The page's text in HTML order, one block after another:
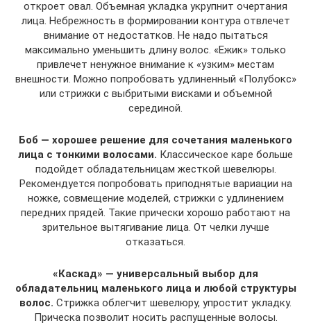
откроет овал. Объемная укладка укрупнит очертания
лица. Небрежность в формировании контура отвлечет
внимание от недостатков. Не надо пытаться
максимально уменьшить длину волос. «Ежик» только
привлечет ненужное внимание к «узким» местам
внешности. Можно попробовать удлиненный «Полубокс»
или стрижки с выбритыми висками и объемной
серединой.
Боб — хорошее решение для сочетания маленького
лица с тонкими волосами. Классическое каре больше
подойдет обладательницам жесткой шевелюры.
Рекомендуется попробовать приподнятые вариации на
ножке, совмещение моделей, стрижки с удлинением
передних прядей. Такие прически хорошо работают на
зрительное вытягивание лица. От челки лучше
отказаться.
«Каскад» — универсальный выбор для
обладательниц маленького лица и любой структуры
волос. Стрижка облегчит шевелюру, упростит укладку.
Прическа позволит носить распущенные волосы.